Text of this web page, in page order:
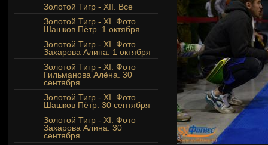
Золотой Тигр - XII. Все
Золотой Тигр - XI. Фото
Шашков Пётр. 1 октября
Золотой Тигр - XI. Фото
Захарова Алина. 1 октября
Золотой Тигр - XI. Фото
Гильманова Алёна. 30
сентября
Золотой Тигр - XI. Фото
Шашков Пётр. 30 сентября
Золотой Тигр - XI. Фото
Захарова Алина. 30
сентября